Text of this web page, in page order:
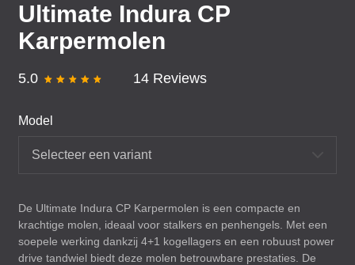
Ultimate Indura CP
Karpermolen
5.0 14 Reviews
Model
Selecteer een variant
De Ultimate Indura CP Karpermolen is een compacte en
krachtige molen, ideaal voor stalkers en penhengels. Met een
soepele werking dankzij 4+1 kogellagers en een robuust power
drive tandwiel biedt deze molen betrouwbare prestaties. De